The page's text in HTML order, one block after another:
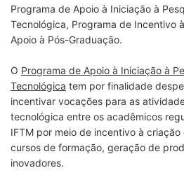
Programa de Apoio à Iniciação à
Tecnológica, Programa de Incentivo
Apoio à Pós-Graduação.
O Programa de Apoio à Iniciação à
Tecnológica tem por finalidade
incentivar vocações para as
tecnológica entre os acadêmicos
IFTM por meio de incentivo à
cursos de formação, geração de
inovadores.